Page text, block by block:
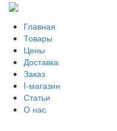
Главная
Товары
Цены
Доставка
Заказ
I-магазин
Статьи
О нас